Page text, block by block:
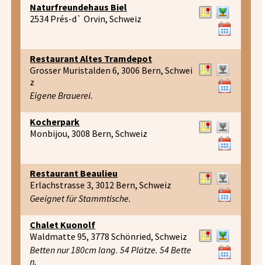
Naturfreundehaus Biel
2534 Prés-d` Orvin, Schweiz
Restaurant Altes Tramdepot
Grosser Muristalden 6, 3006 Bern, Schwei
z
Eigene Brauerei.
Kocherpark
Monbijou, 3008 Bern, Schweiz
Restaurant Beaulieu
Erlachstrasse 3, 3012 Bern, Schweiz
Geeignet für Stammtische.
Chalet Kuonolf
Waldmatte 95, 3778 Schönried, Schweiz
Betten nur 180cm lang. 54 Plätze. 54 Bette
n.